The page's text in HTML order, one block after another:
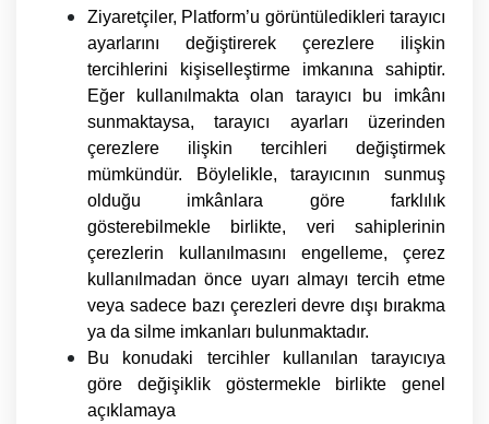
Ziyaretçiler, Platform’u görüntüledikleri tarayıcı
ayarlarını değiştirerek çerezlere ilişkin
tercihlerini kişiselleştirme imkanına sahiptir.
Eğer kullanılmakta olan tarayıcı bu imkânı
sunmaktaysa, tarayıcı ayarları üzerinden
çerezlere ilişkin tercihleri değiştirmek
mümkündür. Böylelikle, tarayıcının sunmuş
olduğu imkânlara göre farklılık
gösterebilmekle birlikte, veri sahiplerinin
çerezlerin kullanılmasını engelleme, çerez
kullanılmadan önce uyarı almayı tercih etme
veya sadece bazı çerezleri devre dışı bırakma
ya da silme imkanları bulunmaktadır.
Bu konudaki tercihler kullanılan tarayıcıya
göre değişiklik göstermekle birlikte genel
açıklamaya